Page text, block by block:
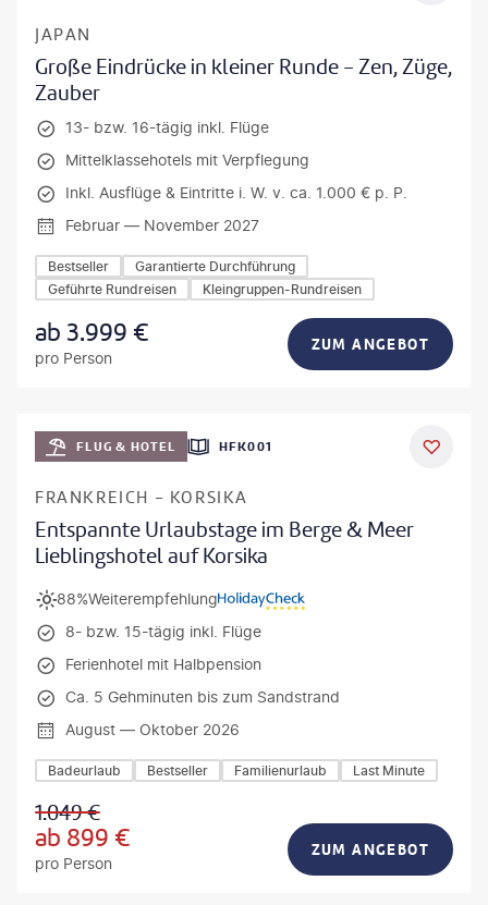
JAPAN
Große Eindrücke in kleiner Runde - Zen, Züge,
Zauber
13- bzw. 16-tägig inkl. Flüge
Mittelklassehotels mit Verpflegung
Inkl. Ausflüge & Eintritte i. W. v. ca. 1.000 € p. P.
Februar — November 2027
Bestseller
Garantierte Durchführung
Geführte Rundreisen
Kleingruppen-Rundreisen
ab3.999 €
pro Person
ZUM ANGEBOT
DEAL
FLUG & HOTEL HFK001
FRANKREICH - KORSIKA
Entspannte Urlaubstage im Berge & Meer
Lieblingshotel auf Korsika
Weiterempfehlung
88%
8- bzw. 15-tägig inkl. Flüge
Ferienhotel mit Halbpension
Ca. 5 Gehminuten bis zum Sandstrand
August — Oktober 2026
Badeurlaub Bestseller Familienurlaub Last Minute
1.049€
ab 899 €
pro Person
ZUM ANGEBOT